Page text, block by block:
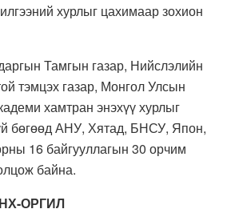
хурлыг цахимаар зохион
Тамгын газар, Нийслэлийн
тэмцэх газар, Монгол Улсын
хамтран энэхүү хурлыг
бөгөөд АНУ, Хятад, БНСУ, Япон,
16 байгууллагын 30 орчим
байна.
ОРГИЛ